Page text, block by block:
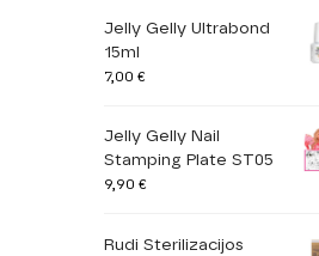
Jelly Gelly Ultrabond
15ml
7,00 €
Jelly Gelly Nail
Stamping Plate ST05
9,90 €
Rudi Sterilizacijos